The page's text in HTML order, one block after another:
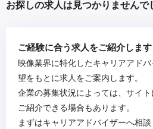
お探しの求人は見つかりませんで
ご経験に合う求人をご紹介します
映像業界に特化したキャリアアド
望をもとに求人をご案内します。
企業の募集状況によっては、サイ
ご紹介できる場合もあります。
まずはキャリアアドバイザーへ相談